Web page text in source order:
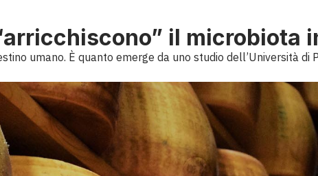
il microbiota
umano. È quanto emerge da uno studio dell’Università di